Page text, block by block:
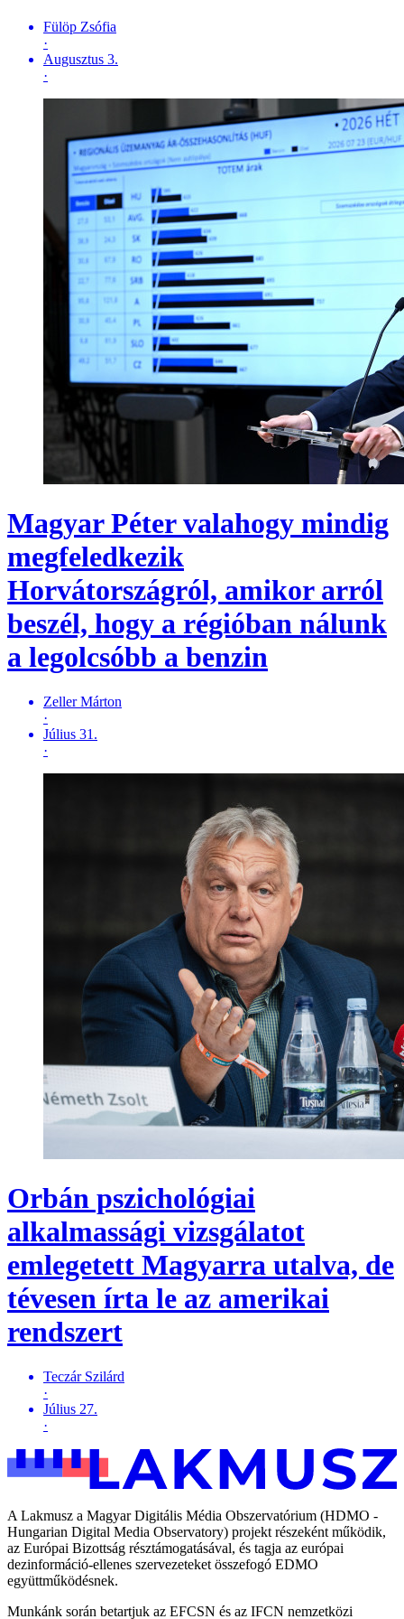
Fülöp Zsófia
·
Augusztus 3.
·
Magyar Péter valahogy mindig
megfeledkezik
Horvátországról, amikor arról
beszél, hogy a régióban nálunk
a legolcsóbb a benzin
Zeller Márton
·
Július 31.
·
Orbán pszichológiai
alkalmassági vizsgálatot
emlegetett Magyarra utalva, de
tévesen írta le az amerikai
rendszert
Teczár Szilárd
·
Július 27.
·
A Lakmusz a Magyar Digitális Média Obszervatórium (HDMO -
Hungarian Digital Media Observatory) projekt részeként működik,
az Európai Bizottság résztámogatásával, és tagja az európai
dezinformáció-ellenes szervezeteket összefogó EDMO
együttműködésnek.
Munkánk során betartjuk az EFCSN és az IFCN nemzetközi